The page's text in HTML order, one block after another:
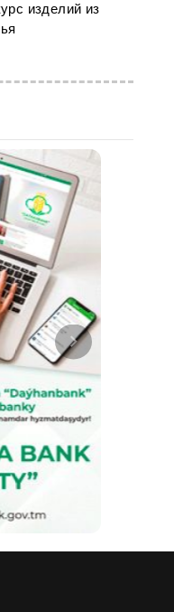
изделий из